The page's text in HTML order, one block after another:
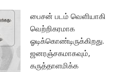
பைசன் படம் வெளியாகி
வெற்றிகரமாக
ஓடிக்கொண்டிருக்கிறது.
ஜனரஞ்சகமாகவும்,
கருத்தாளமிக்க